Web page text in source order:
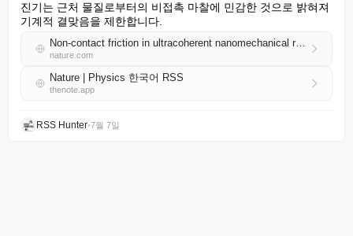
진기는 근처 물질로부터의 비접촉 마찰에 민감한 것으로 밝혀져
기계적 결맞음을 제한합니다.
Non-contact friction in ultracoherent nanomechanical resonators near dielectric materials
nature.com
Nature | Physics 한국어 RSS
thenote.app
RSS Hunter•7월 7일